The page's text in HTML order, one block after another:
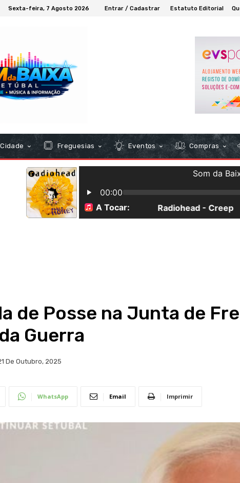
Sexta-feira, 7 Agosto 2026 Entrar / Cadastrar Estatuto Editorial
Cidade Freguesias Eventos Compras
de Posse na Junta de
Guerra
De Outubro, 2025
WhatsApp Email Imprimir